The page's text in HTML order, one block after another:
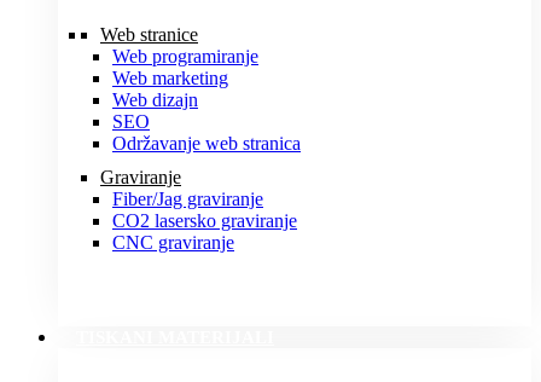
Web stranice
Web programiranje
Web marketing
Web dizajn
SEO
Održavanje web stranica
Graviranje
Fiber/Jag graviranje
CO2 lasersko graviranje
CNC graviranje